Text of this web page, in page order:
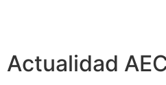
Actualidad